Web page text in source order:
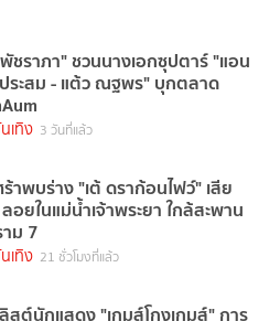
ชราภา" ชวนนางเอกซุปตาร์ "แอน
ระสม - แต้ว ณฐพร" บุกตลาด
เทิง 3 วันที่แล้ว
าพบร่าง "เต้ ดราก้อนไฟว์" เสีย
อยในแม่น้ำเจ้าพระยา ใกล้สะพาน
ม 7
เทิง 21 ชั่วโมงที่แล้ว
สต์นักแสดง "เกมส์โกงเกมส์" การ